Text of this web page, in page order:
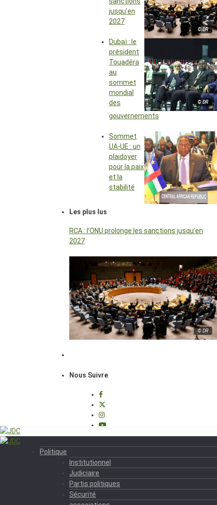
© DR
jusqu’en
2027
© DR
Dubaï : le
président
Touadéra
au
sommet
mondial
des
gouvernements
Sommet
UA-UE : un
plaidoyer
pour la paix
et la
stabilité
Les plus lus
RCA : l’ONU prolonge les sanctions jusqu’en
2027
© DR
Nous Suivre
Politique
Institutionnel
Judiciaire
Partis politiques
Sécurité